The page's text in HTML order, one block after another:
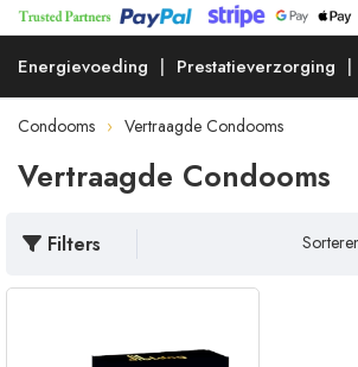
Energievoeding Prestatieverzorging
Condooms Vertraagde Condooms
Vertraagde Condooms
Filters